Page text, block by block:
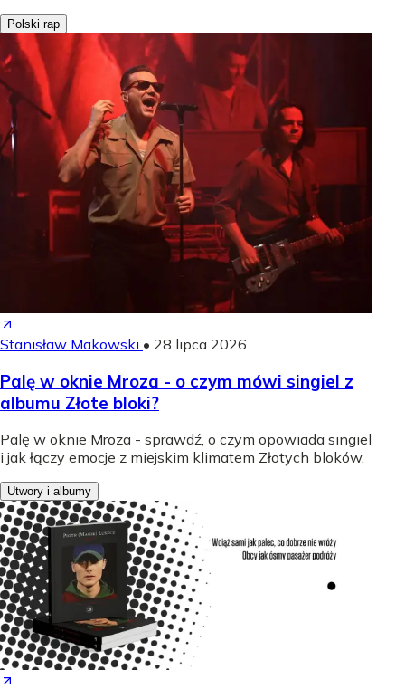
Polski rap
Stanisław Makowski • 28 lipca 2026
Palę w oknie Mroza - o czym mówi singiel z
albumu Złote bloki?
Palę w oknie Mroza - sprawdź, o czym opowiada singiel
i jak łączy emocje z miejskim klimatem Złotych bloków.
Utwory i albumy